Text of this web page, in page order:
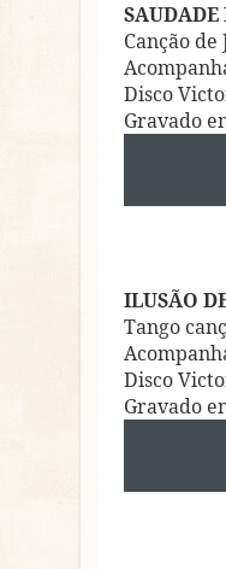
Canção
Disco
Gravado
ILUSÃO
Tango
Disco
Gravado